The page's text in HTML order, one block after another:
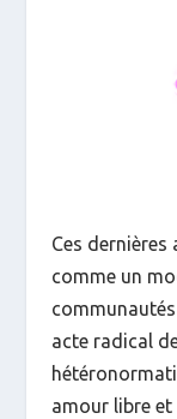
Ces dernières
comme un
acte radical
amour libre